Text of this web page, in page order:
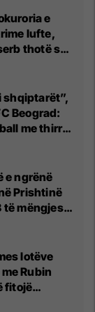
e
lufte,
thotë se
në
Beograd:
me thirrje
e ngrënë
Prishtinë
të mëngjesit
serbe
lotëve
Rubin
fitojë
Moska